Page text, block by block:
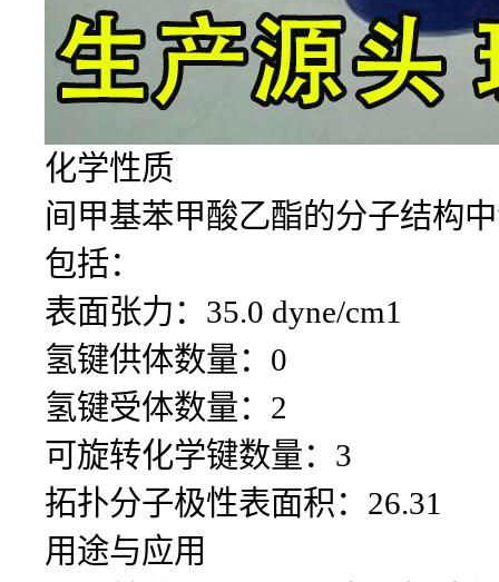
化学性质
间甲基苯甲酸乙酯的分子结构
包括：
表面张力：35.0 dyne/cm1
氢键供体数量：0
氢键受体数量：2
可旋转化学键数量：3
拓扑分子极性表面积：26.31
用途与应用